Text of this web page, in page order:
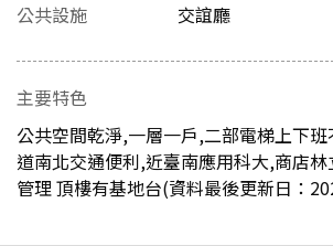
公共設施
交誼廳
主要特色
公共空間乾淨,一層一戶,二部電梯上下
道南北交通便利,近臺南應用科大,商店
管理 頂樓有基地台(資料最後更新日：